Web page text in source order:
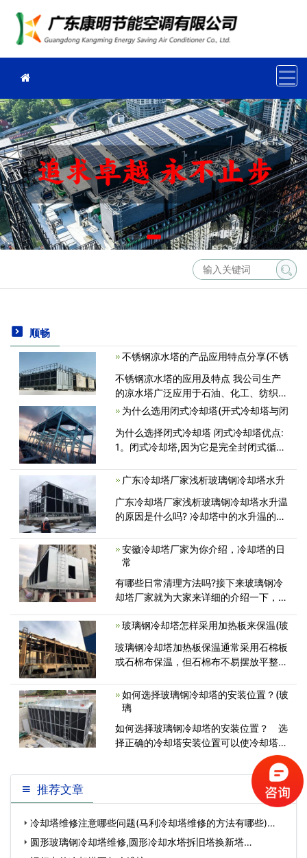
顺畅
不锈钢凉水塔的产品应用特点分享(不锈
不锈钢凉水塔的应用及特点 我公司生产
的凉水塔广泛应用于石油、化工、纺织、
冶金、矿业、发电以及中央空调等行业，
艺等冷却水循环系统尤为适宜<
为什么选用闭式冷却塔(开式冷却塔与闭
为什么选择闭式冷却塔 闭式冷却塔优点:
1。闭式冷却塔,因为它是完全封闭式循环
而发生管道堵塞; 2。软水循环冷却,没有
广东冷却塔厂家浅析玻璃钢冷却塔水升
广东冷却塔厂家浅析玻璃钢冷却塔水升温
的原因是什么吗? 冷却塔中的水升温的缘
氛围，产生了热通报征象，在热通报的进
程中有质的介入就会产生质通报，就<
安徽冷却塔厂家为你介绍，冷却塔的日
常
有哪些日常清理方法吗?接下来玻璃钢冷
却塔厂家就为大家来详细的介绍一下，赶
却塔的清理工作一般会有以下几种方案：
一、停机清理，即按照清洗流程杀菌<
玻璃钢冷却塔怎样采用加热板来保温(玻
玻璃钢冷却塔加热板保温通常采用石棉板
或石棉布保温，但石棉布不易摆放平整，
板的种类很多，*常见的是橡胶石棉板，
但这种石棉板却不对以用于密封隔热用<
如何选择玻璃钢冷却塔的安装位置？(玻
璃
如何选择玻璃钢冷却塔的安装位置？ 选
择正确的冷却塔安装位置可以使冷却塔能
推荐文章
冷却塔维修注意哪些问题(马利冷却塔维修的方法有哪些)…
圆形玻璃钢冷却塔维修,圆形冷却水塔拆旧塔换新塔…